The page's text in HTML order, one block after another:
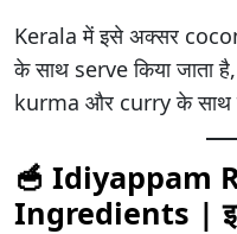
Kerala में इसे अक्सर
के साथ serve किया जाता
kurma और curry के साथ
🥣 Idiyappam
Ingredients |